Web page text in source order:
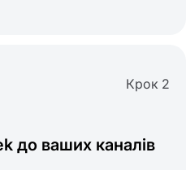
Крок 2
до ваших каналів